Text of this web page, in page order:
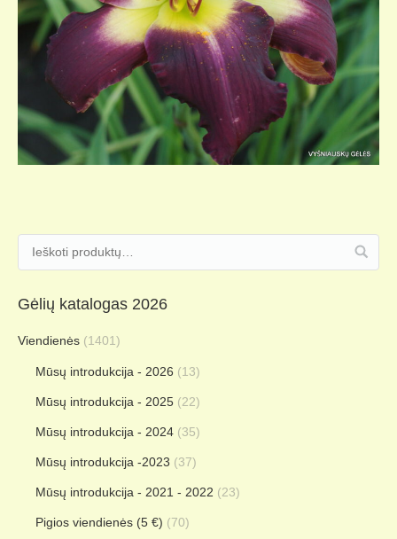
Gėlių katalogas 2026
Viendienės (1401)
Mūsų introdukcija - 2026 (13)
Mūsų introdukcija - 2025 (22)
Mūsų introdukcija - 2024 (35)
Mūsų introdukcija -2023 (37)
Mūsų introdukcija - 2021 - 2022 (23)
Pigios viendienės (5 €) (70)